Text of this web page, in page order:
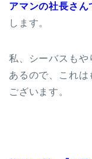
アマンの社長さん
します。
私、シーバスもや
あるので、これ
ございます。